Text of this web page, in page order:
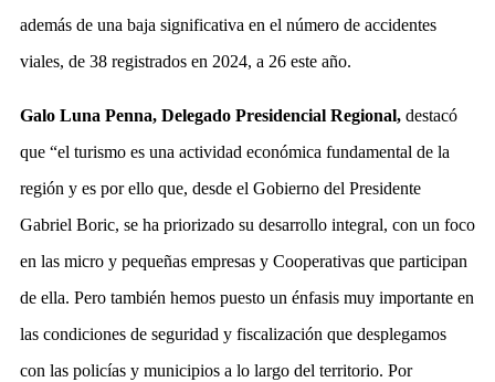
además de una baja significativa en el número de accidentes
viales, de 38 registrados en 2024, a 26 este año.
Galo Luna Penna, Delegado Presidencial Regional, destacó
que “el turismo es una actividad económica fundamental de la
región y es por ello que, desde el Gobierno del Presidente
Gabriel Boric, se ha priorizado su desarrollo integral, con un foco
en las micro y pequeñas empresas y Cooperativas que participan
de ella. Pero también hemos puesto un énfasis muy importante en
las condiciones de seguridad y fiscalización que desplegamos
con las policías y municipios a lo largo del territorio. Por